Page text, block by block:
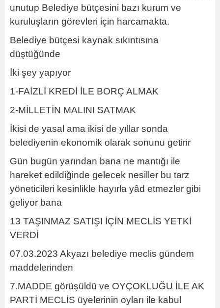
unutup Belediye bütçesini bazı kurum ve
kuruluşların görevleri için harcamakta.
Belediye bütçesi kaynak sıkıntısına
düştüğünde
İki şey yapıyor
1-FAİZLİ KREDİ İLE BORÇ ALMAK
2-MİLLETİN MALINI SATMAK
İkisi de yasal ama ikisi de yıllar sonda
belediyenin ekonomik olarak sonunu getirir
Gün bugün yarından bana ne mantığı ile
hareket edildiğinde gelecek nesiller bu tarz
yöneticileri kesinlikle hayırla yâd etmezler gibi
geliyor bana
13 TAŞINMAZ SATIŞI İÇİN MECLİS YETKİ
VERDİ
07.03.2023 Akyazı belediye meclis gündem
maddelerinden
7.MADDE görüşüldü ve OYÇOKLUĞU İLE AK
PARTİ MECLİS üyelerinin oyları ile kabul